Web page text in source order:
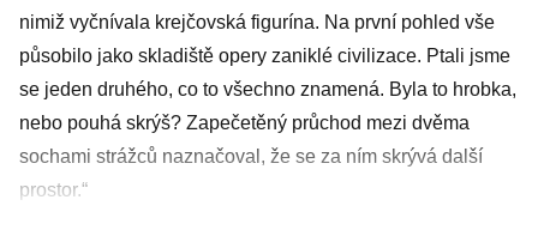
nimiž vyčnívala krejčovská figurína. Na první pohled vše
působilo jako skladiště opery zaniklé civilizace. Ptali jsme
se jeden druhého, co to všechno znamená. Byla to hrobka,
nebo pouhá skrýš? Zapečetěný průchod mezi dvěma
sochami strážců naznačoval, že se za ním skrývá další
prostor.“